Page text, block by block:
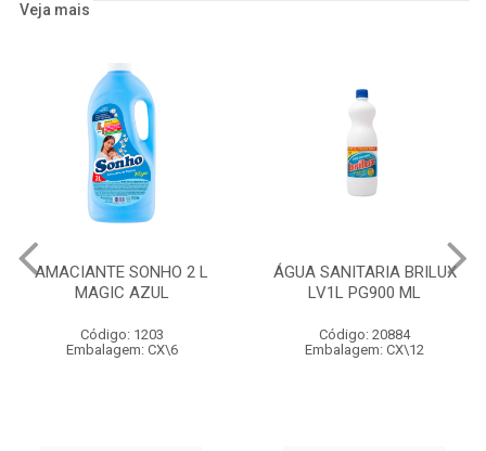
Veja mais
AMACIANTE SONHO 2 L
MAGIC AZUL
Código: 1203
Embalagem: CX\6
ÁGUA SANITARIA BRILUX
LV1L PG900 ML
Código: 20884
Embalagem: CX\12